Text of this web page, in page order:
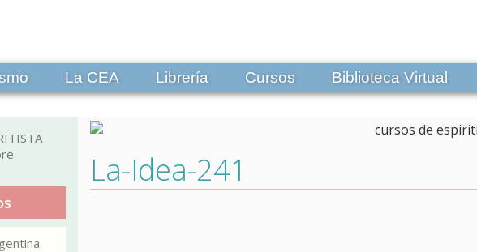
La CEA Librería Cursos Biblioteca Virtual
La-Idea-241